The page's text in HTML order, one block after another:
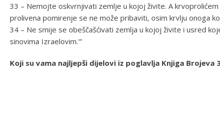
33 – Nemojte oskvrnjivati zemlje u kojoj živite. A
prolivena pomirenje se ne može pribaviti, osim krvlju onoga
34 – Ne smije se obeščašćivati zemlja u kojoj živite i usred
sinovima Izraelovim.'”
Koji su vama najljepši dijelovi iz poglavlja Knjiga